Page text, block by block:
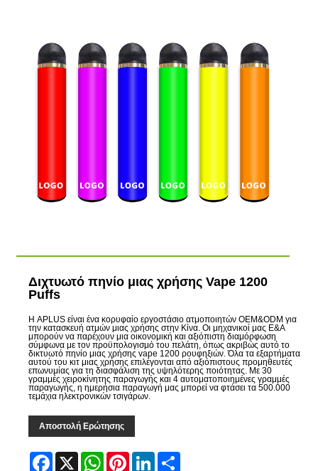
Διχτυωτό πηνίο μιας χρήσης Vape 1200
Puffs
Η APLUS είναι ένα κορυφαίο εργοστάσιο ατμοποιητών OEM&ODM για
την κατασκευή ατμών μιας χρήσης στην Κίνα. Οι μηχανικοί μας Ε&Α
μπορούν να παρέχουν μια οικονομική και αξιόπιστη διαμόρφωση
σύμφωνα με τον προϋπολογισμό του πελάτη, όπως ακριβώς αυτό το
δικτυωτό πηνίο μιας χρήσης vape 1200 ρουφηξιών. Όλα τα εξαρτήματα
αυτού του κιτ μιας χρήσης επιλέγονται από αξιόπιστους προμηθευτές
επωνυμίας για τη διασφάλιση της υψηλότερης ποιότητας. Με 30
γραμμές χειροκίνητης παραγωγής και 4 αυτοματοποιημένες γραμμές
παραγωγής, η ημερήσια παραγωγή μας μπορεί να φτάσει τα 500.000
τεμάχια ηλεκτρονικών τσιγάρων.
Αποστολή Ερώτησης
Facebook WhatsAppPinterestLinkedIn